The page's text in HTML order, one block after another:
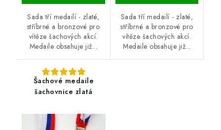
Sada tří medailí - zlaté,
stříbrné a bronzové pro
vítěze šachových akcí.
Medaile obsahuje již...
Sada tří medailí - zlaté,
stříbrné a bronzové pro
vítěze šachových akcí.
Medaile obsahuje již...
Šachové medaile
šachovnice zlatá